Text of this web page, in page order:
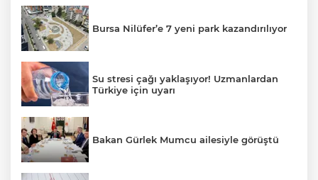
Bursa Nilüfer’e 7 yeni park kazandırılıyor
Su stresi çağı yaklaşıyor! Uzmanlardan
Türkiye için uyarı
Bakan Gürlek Mumcu ailesiyle görüştü